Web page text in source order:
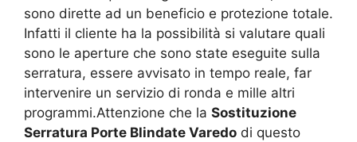
sono dirette ad un beneficio e protezione totale.
Infatti il cliente ha la possibilità si valutare quali
sono le aperture che sono state eseguite sulla
serratura, essere avvisato in tempo reale, far
intervenire un servizio di ronda e mille altri
programmi.Attenzione che la Sostituzione
Serratura Porte Blindate Varedo di questo